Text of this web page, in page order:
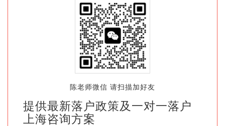
陈老师微信 请扫描加好友
提供最新落户政策及一对一落户
上海咨询方案